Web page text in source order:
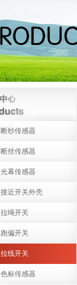
断纱传感器
断丝传感器
光幕传感器
接近开关外壳
拉绳开关
跑偏开关
拉线开关
色标传感器